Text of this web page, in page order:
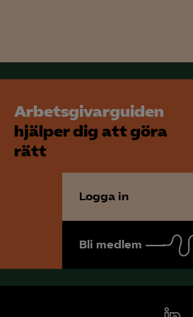
Arbetsgivarguiden
hjälper dig att göra
rätt
Logga in
Bli medlem